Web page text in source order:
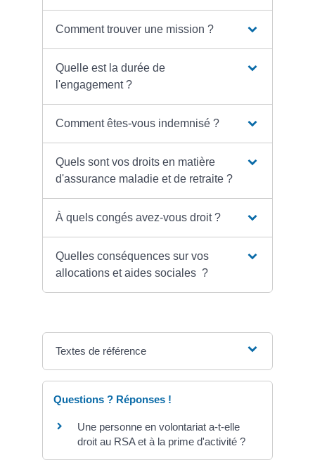
Comment trouver une mission ?
Quelle est la durée de
l'engagement ?
Comment êtes-vous indemnisé ?
Quels sont vos droits en matière
d'assurance maladie et de retraite ?
À quels congés avez-vous droit ?
Quelles conséquences sur vos
allocations et aides sociales ?
Textes de référence
Questions ? Réponses !
Une personne en volontariat a-t-elle
droit au RSA et à la prime d'activité ?